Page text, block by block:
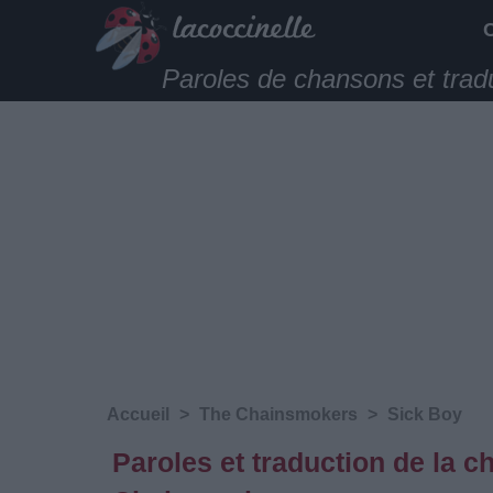
Paroles de chansons et
Accueil > The Chainsmokers > Sick Boy
Paroles et traduction de la